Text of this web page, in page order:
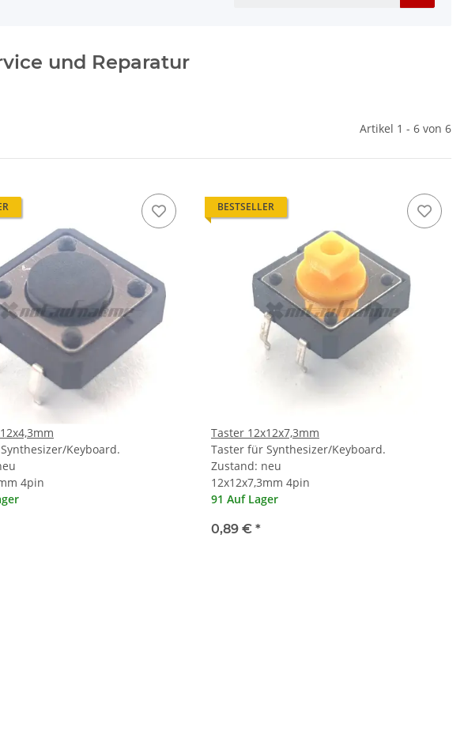
und Reparatur
Artikel 1 - 6 von 6
Keyboard.
4pin
BESTSELLER
Taster 12x12x7,3mm
Taster für Synthesizer/Keyboard.
Zustand: neu
12x12x7,3mm 4pin
91 Auf Lager
0,89 € *